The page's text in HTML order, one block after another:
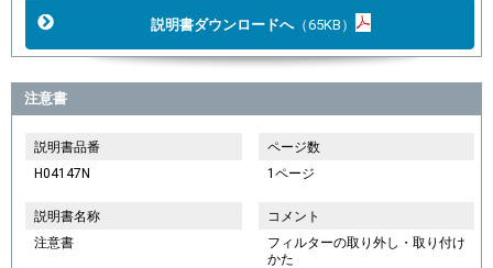
説明書ダウンロードへ（65KB）
注意書
説明書品番
H04147N
ページ数
1ページ
説明書名称
注意書
コメント
フィルターの取り外し・取り付け
かた